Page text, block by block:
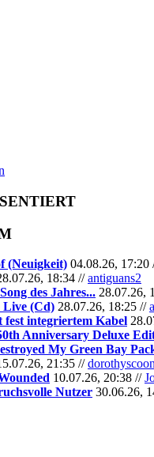
(Neuigkeit) 04.08.26, 17:20
18:34 //antiguans2
des Jahres... 28.07.26,
Live (Cd) 28.07.26, 18:25 //
integriertem Kabel
Anniversary Deluxe
My Green Bay
21:35 //
10.07.26, 20:38 //
Nutzer 30.06.26,